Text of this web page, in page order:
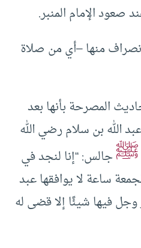
صعود الإمام المنبر.
منها –أي من صلاة
المصرحة بأنها بعد
الله بن سلام رضي الله
ﷺجالس: “إنا لنجد في
ساعة لا يوافقها عبد
فيها شيئًا إلا قضى له